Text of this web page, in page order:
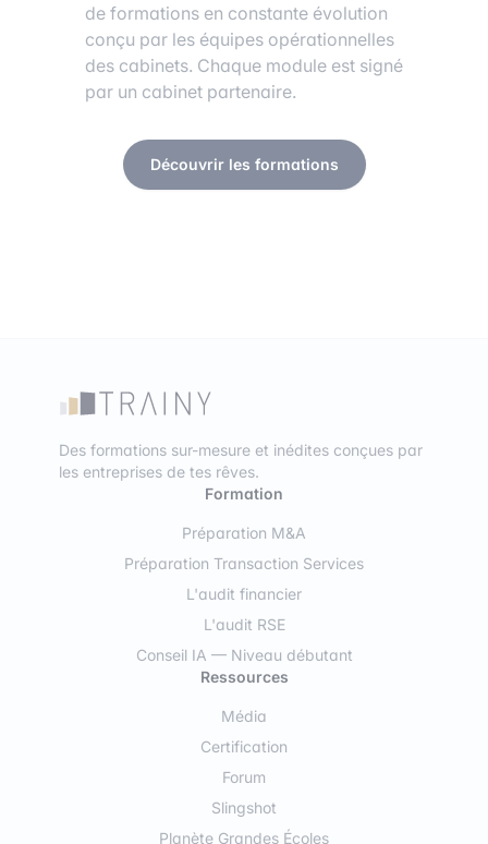
de formations en constante évolution
conçu par les équipes opérationnelles
des cabinets. Chaque module est signé
par un cabinet partenaire.
Découvrir les formations
Des formations sur-mesure et inédites conçues par
les entreprises de tes rêves.
Formation
Préparation M&A
Préparation Transaction Services
L'audit financier
L'audit RSE
Conseil IA — Niveau débutant
Ressources
Média
Certification
Forum
Slingshot
Planète Grandes Écoles